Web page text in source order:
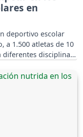
en
deportivo escolar
a 1.500 atletas de 10
diferentes disciplinas.